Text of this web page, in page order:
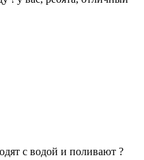
с водой и поливают ?